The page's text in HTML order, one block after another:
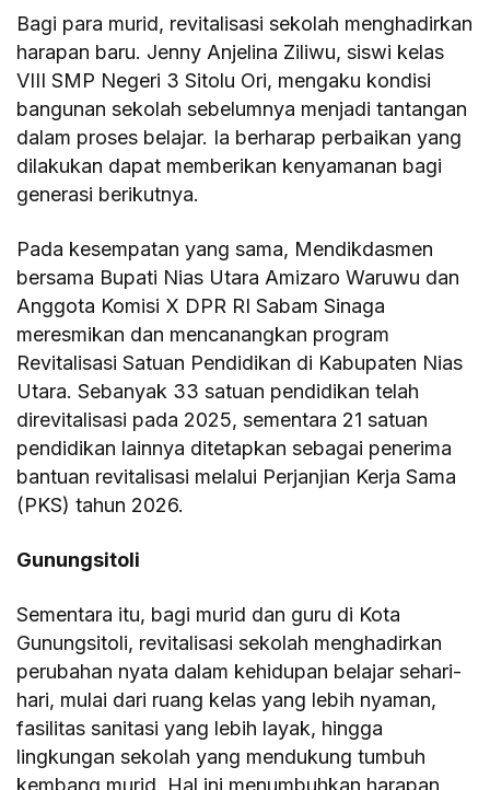
Bagi para murid, revitalisasi sekolah menghadirkan
harapan baru. Jenny Anjelina Ziliwu, siswi kelas
VIII SMP Negeri 3 Sitolu Ori, mengaku kondisi
bangunan sekolah sebelumnya menjadi tantangan
dalam proses belajar. Ia berharap perbaikan yang
dilakukan dapat memberikan kenyamanan bagi
generasi berikutnya.
Pada kesempatan yang sama, Mendikdasmen
bersama Bupati Nias Utara Amizaro Waruwu dan
Anggota Komisi X DPR RI Sabam Sinaga
meresmikan dan mencanangkan program
Revitalisasi Satuan Pendidikan di Kabupaten Nias
Utara. Sebanyak 33 satuan pendidikan telah
direvitalisasi pada 2025, sementara 21 satuan
pendidikan lainnya ditetapkan sebagai penerima
bantuan revitalisasi melalui Perjanjian Kerja Sama
(PKS) tahun 2026.
Gunungsitoli
Sementara itu, bagi murid dan guru di Kota
Gunungsitoli, revitalisasi sekolah menghadirkan
perubahan nyata dalam kehidupan belajar sehari-
hari, mulai dari ruang kelas yang lebih nyaman,
fasilitas sanitasi yang lebih layak, hingga
lingkungan sekolah yang mendukung tumbuh
kembang murid. Hal ini menumbuhkan harapan